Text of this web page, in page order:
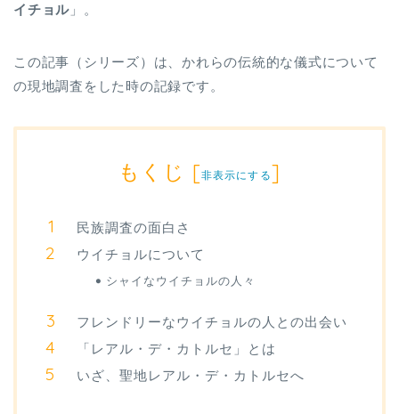
イチョル 」。
この記事（シリーズ）は、かれらの伝統的な儀式について
の現地調査をした時の記録です。
もくじ [非表示にする]
民族調査の面白さ
ウイチョルについて
シャイなウイチョルの人々
フレンドリーなウイチョルの人との出会い
「レアル・デ・カトルセ」とは
いざ、聖地レアル・デ・カトルセへ